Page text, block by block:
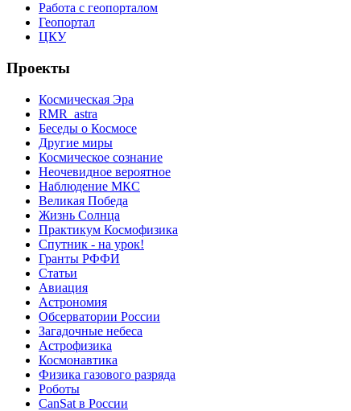
Работа с геопорталом
Геопортал
ЦКУ
Проекты
Космическая Эра
RMR_astra
Беседы о Космосе
Другие миры
Космическое сознание
Неочевидное вероятное
Наблюдение МКС
Великая Победа
Жизнь Солнца
Практикум Космофизика
Спутник - на урок!
Гранты РФФИ
Статьи
Авиация
Астрономия
Обсерватории России
Загадочные небеса
Астрофизика
Космонавтика
Физика газового разряда
Роботы
CanSat в России